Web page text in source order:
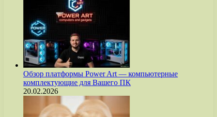
Обзор платформы Power Art — компьютерные
комплектующие для Вашего ПК
20.02.2026